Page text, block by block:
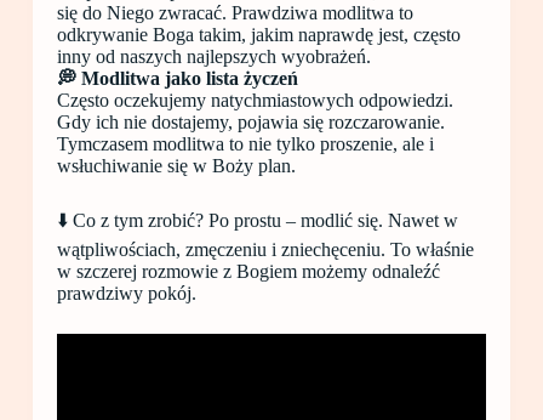
się do Niego zwracać. Prawdziwa modlitwa to
odkrywanie Boga takim, jakim naprawdę jest, często
inny od naszych najlepszych wyobrażeń.
💭 Modlitwa jako lista życzeń
Często oczekujemy natychmiastowych odpowiedzi.
Gdy ich nie dostajemy, pojawia się rozczarowanie.
Tymczasem modlitwa to nie tylko proszenie, ale i
wsłuchiwanie się w Boży plan.
⬇️ Co z tym zrobić? Po prostu – modlić się. Nawet w
wątpliwościach, zmęczeniu i zniechęceniu. To właśnie
w szczerej rozmowie z Bogiem możemy odnaleźć
prawdziwy pokój.